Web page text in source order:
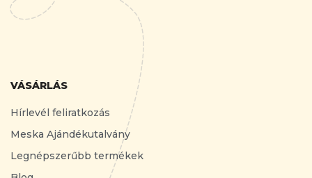
VÁSÁRLÁS
Hírlevél feliratkozás
Meska Ajándékutalvány
Legnépszerűbb termékek